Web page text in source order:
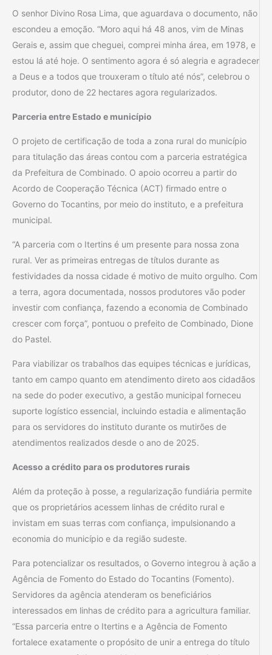
O senhor Divino Rosa Lima, que aguardava o documento, não
escondeu a emoção. “Moro aqui há 48 anos, vim de Minas
Gerais e, assim que cheguei, comprei minha área, em 1978, e
estou lá até hoje. O sentimento agora é só alegria e agradecer
a Deus e a todos que trouxeram o título até nós”, celebrou o
produtor, dono de 22 hectares agora regularizados.
Parceria entre Estado e município
O projeto de certificação de toda a zona rural do município
para titulação das áreas contou com a parceria estratégica
da Prefeitura de Combinado. O apoio ocorreu a partir do
Acordo de Cooperação Técnica (ACT) firmado entre o
Governo do Tocantins, por meio do instituto, e a prefeitura
municipal.
“A parceria com o Itertins é um presente para nossa zona
rural. Ver as primeiras entregas de títulos durante as
festividades da nossa cidade é motivo de muito orgulho. Com
a terra, agora documentada, nossos produtores vão poder
investir com confiança, fazendo a economia de Combinado
crescer com força”, pontuou o prefeito de Combinado, Dione
do Pastel.
Para viabilizar os trabalhos das equipes técnicas e jurídicas,
tanto em campo quanto em atendimento direto aos cidadãos
na sede do poder executivo, a gestão municipal forneceu
suporte logístico essencial, incluindo estadia e alimentação
para os servidores do instituto durante os mutirões de
atendimentos realizados desde o ano de 2025.
Acesso a crédito para os produtores rurais
Além da proteção à posse, a regularização fundiária permite
que os proprietários acessem linhas de crédito rural e
invistam em suas terras com confiança, impulsionando a
economia do município e da região sudeste.
Para potencializar os resultados, o Governo integrou à ação a
Agência de Fomento do Estado do Tocantins (Fomento).
Servidores da agência atenderam os beneficiários
interessados em linhas de crédito para a agricultura familiar.
“Essa parceria entre o Itertins e a Agência de Fomento
fortalece exatamente o propósito de unir a entrega do título